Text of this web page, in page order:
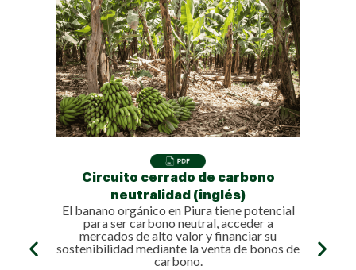
Circuito cerrado de carbono
neutralidad (inglés)
El banano orgánico en Piura tiene potencial
para ser carbono neutral, acceder a
mercados de alto valor y financiar su
sostenibilidad mediante la venta de bonos de
carbono.